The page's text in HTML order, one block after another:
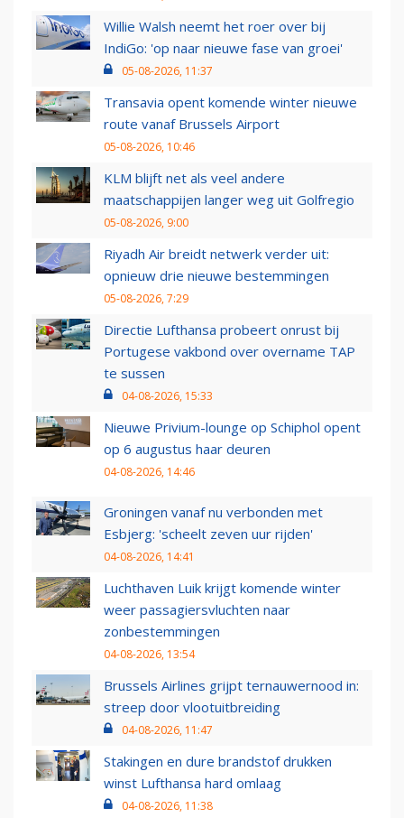
Willie Walsh neemt het roer over bij
IndiGo: 'op naar nieuwe fase van groei'
05-08-2026, 11:37
Transavia opent komende winter nieuwe
route vanaf Brussels Airport
05-08-2026, 10:46
KLM blijft net als veel andere
maatschappijen langer weg uit Golfregio
05-08-2026, 9:00
Riyadh Air breidt netwerk verder uit:
opnieuw drie nieuwe bestemmingen
05-08-2026, 7:29
Directie Lufthansa probeert onrust bij
Portugese vakbond over overname TAP
te sussen
04-08-2026, 15:33
Nieuwe Privium-lounge op Schiphol opent
op 6 augustus haar deuren
04-08-2026, 14:46
Groningen vanaf nu verbonden met
Esbjerg: 'scheelt zeven uur rijden'
04-08-2026, 14:41
Luchthaven Luik krijgt komende winter
weer passagiersvluchten naar
zonbestemmingen
04-08-2026, 13:54
Brussels Airlines grijpt ternauwernood in:
streep door vlootuitbreiding
04-08-2026, 11:47
Stakingen en dure brandstof drukken
winst Lufthansa hard omlaag
04-08-2026, 11:38